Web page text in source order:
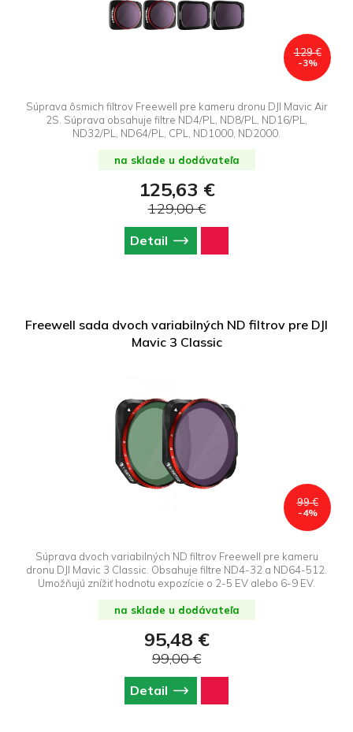
129 €
-3%
Súprava ôsmich filtrov Freewell pre kameru dronu DJI Mavic Air
2S. Súprava obsahuje filtre ND4/PL, ND8/PL, ND16/PL,
ND32/PL, ND64/PL, CPL, ND1000, ND2000.
na sklade u dodávateľa
125,63 €
129,00 €
Detail
Freewell sada dvoch variabilných ND filtrov pre DJI
Mavic 3 Classic
99 €
-4%
Súprava dvoch variabilných ND filtrov Freewell pre kameru
dronu DJI Mavic 3 Classic. Obsahuje filtre ND4-32 a ND64-512.
Umožňujú znížiť hodnotu expozície o 2-5 EV alebo 6-9 EV.
na sklade u dodávateľa
95,48 €
99,00 €
Detail